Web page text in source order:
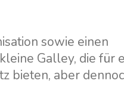
sowie einen
Galley, die für
bieten, aber